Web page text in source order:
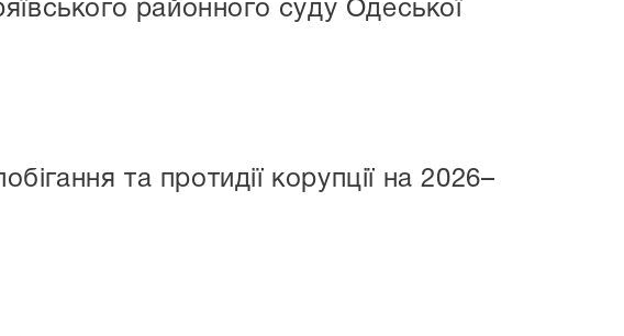
районного суду Одеської
та протидії корупції на 2026–